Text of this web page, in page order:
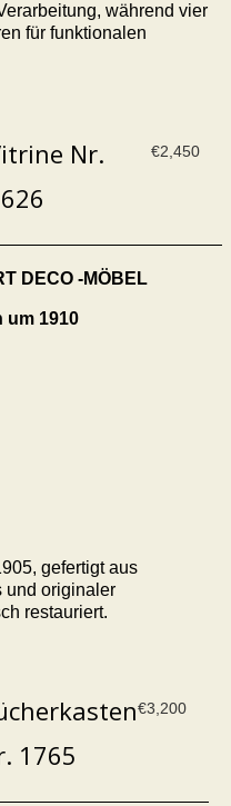
während vier
für funktionalen
€2,450
Nr.
DECO -MÖBEL
um 1910
gefertigt aus
und originaler
restauriert.
€3,200
1765